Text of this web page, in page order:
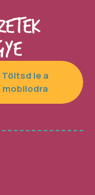
Töltsd le a
mobilodra